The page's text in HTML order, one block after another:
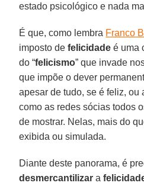
estado psicológico e nada
É que, como lembra Franco
imposto defelicidade é uma
do “felicismo” que invade
que impõe o dever
apesar de tudo, se é feliz, ou
como as redes sócias todos
de mostrar. Nelas, mais do
exibida ou simulada.
Diante deste panorama, é
desmercantilizar a